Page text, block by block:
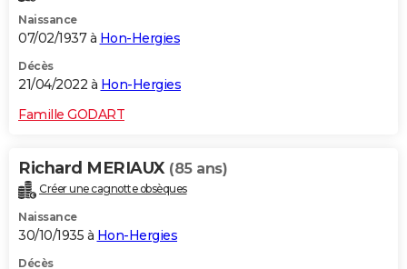
Naissance
07/02/1937 à Hon-Hergies
Décès
21/04/2022 à Hon-Hergies
Famille GODART
Richard MERIAUX (85 ans)
Créer une cagnotte obsèques
Naissance
30/10/1935 à Hon-Hergies
Décès